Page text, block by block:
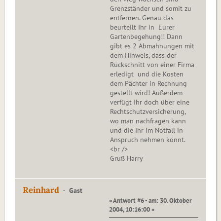
Grenzständer und somit zu
entfernen. Genau das
beurteilt Ihr in Eurer
Gartenbegehung!! Dann
gibt es 2 Abmahnungen mit
dem Hinweis, dass der
Rückschnitt von einer Firma
erledigt und die Kosten
dem Pächter in Rechnung
gestellt wird! Außerdem
verfügt Ihr doch über eine
Rechtschutzversicherung,
wo man nachfragen kann
und die Ihr im Notfall in
Anspruch nehmen könnt.
<br />
Gruß Harry
Reinhard Gast
« Antwort #6 - am: 30. Oktober
2004, 10:16:00 »